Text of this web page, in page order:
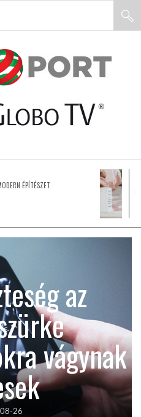
ÉPÍTÉSZET
az
vágynak
26